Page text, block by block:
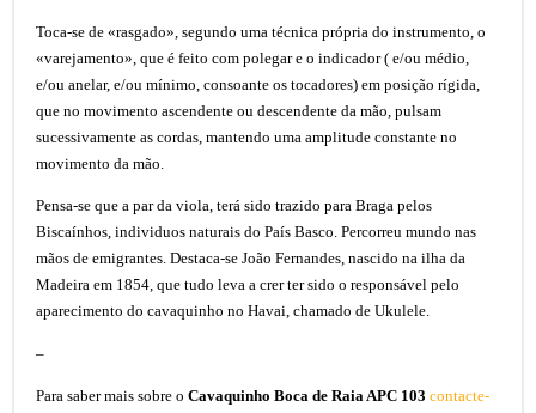
Toca-se de «rasgado», segundo uma técnica própria do instrumento, o
«varejamento», que é feito com polegar e o indicador ( e/ou médio,
e/ou anelar, e/ou mínimo, consoante os tocadores) em posição rígida,
que no movimento ascendente ou descendente da mão, pulsam
sucessivamente as cordas, mantendo uma amplitude constante no
movimento da mão.
Pensa-se que a par da viola, terá sido trazido para Braga pelos
Biscaínhos, individuos naturais do País Basco. Percorreu mundo nas
mãos de emigrantes. Destaca-se João Fernandes, nascido na ilha da
Madeira em 1854, que tudo leva a crer ter sido o responsável pelo
aparecimento do cavaquinho no Havai, chamado de Ukulele.
–
Para saber mais sobre o Cavaquinho Boca de Raia APC 103 contacte-